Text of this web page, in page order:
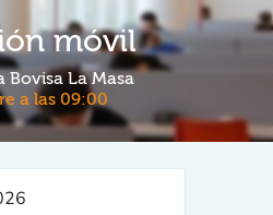
móvil
Bovisa La Masa
a las 09:00